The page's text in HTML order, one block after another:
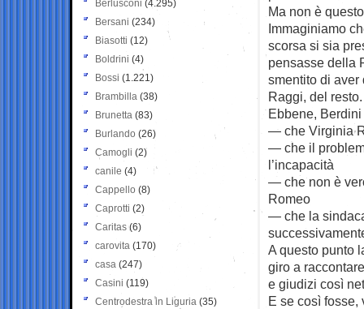
Ma non è
Immaginiamo
scorsa si sia
pensasse della
smentito di aver
Raggi, del resto.
Ebbene,
— che Virginia
— che il
l’incapacità
— che non è
Romeo
— che la
A questo punto
giro a
e giudizi così
E se così
Berlusconi (4.295)
Bersani (234)
Biasotti (12)
Boldrini (4)
Bossi (1.221)
Brambilla (38)
Brunetta (83)
Burlando (26)
Camogli (2)
canile (4)
Cappello (8)
Caprotti (2)
Caritas (6)
carovita (170)
casa (247)
Casini (119)
Centrodestra in Liguria (35)